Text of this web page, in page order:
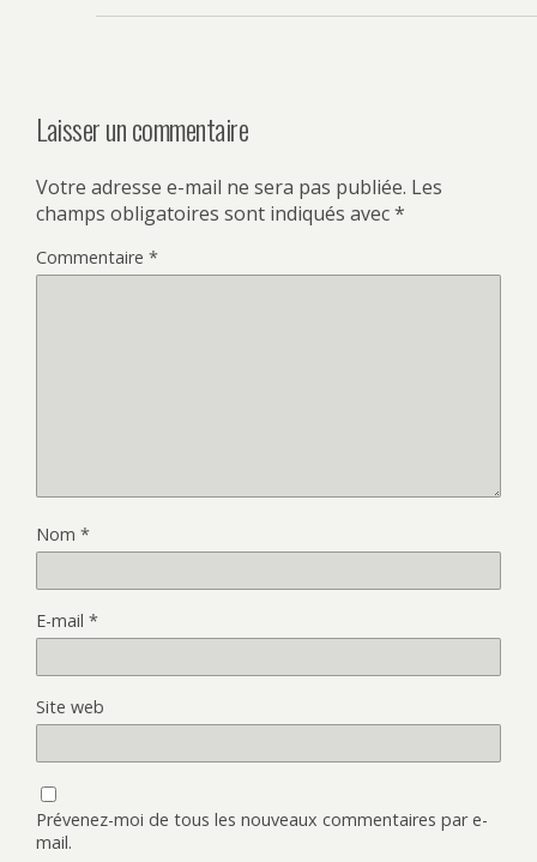
Laisser un commentaire
Votre adresse e-mail ne sera pas publiée. Les
champs obligatoires sont indiqués avec*
Commentaire *
Nom *
E-mail *
Site web
Prévenez-moi de tous les nouveaux commentaires par e-
mail.